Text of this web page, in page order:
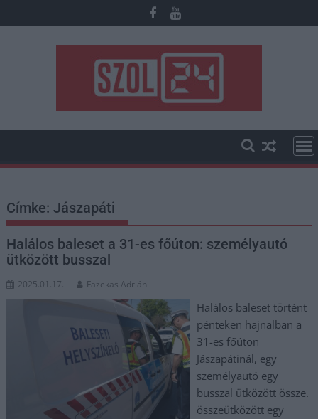
to
Címke:Jászapáti
Halálos baleset a 31-es főúton: személyautó
ütközött busszal
2025.01.17. Fazekas Adrián
Halálos baleset történt
pénteken hajnalban a
31-es főúton
Jászapátinál, egy
személyautó egy
busszal ütközött össze.
összeütközött egy